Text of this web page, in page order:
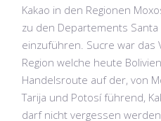
Kakao in den Regionen
zu den Departements
einzuführen. Sucre war
Region welche heute
Handelsroute auf der, von
Tarija und Potosí führend,
darf nicht vergessen